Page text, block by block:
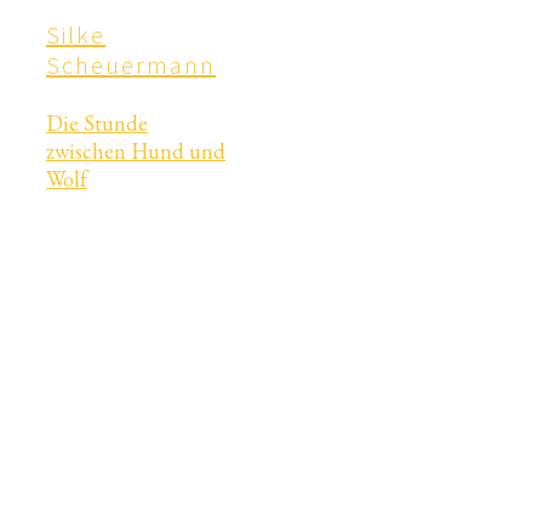
Silke
Scheuermann
Die Stunde
zwischen Hund und
Wolf